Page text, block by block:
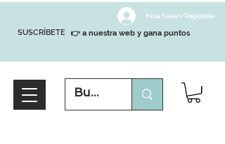
SUSCRÍBETE
Inicia Sesión/Regístrate
👉 a nuestra web y gana puntos